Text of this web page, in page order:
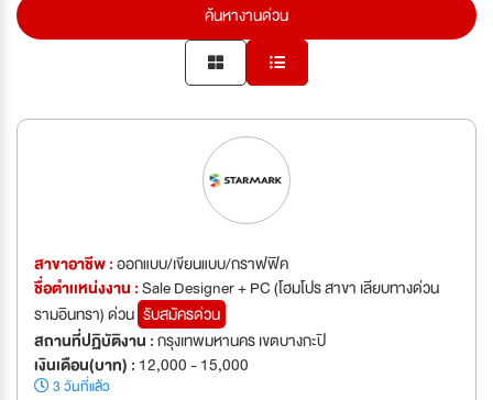
ค้นหางานด่วน
สาขาอาชีพ :ออกแบบ/เขียนแบบ/กราฟฟิค
ชื่อตำเเหน่งงาน :Sale Designer + PC (โฮมโปร สาขา เลียบทางด่วน
รามอินทรา) ด่วน รับสมัครด่วน
สถานที่ปฏิบัติงาน :กรุงเทพมหานคร เขตบางกะปิ
เงินเดือน(บาท) : 12,000 - 15,000
3 วันที่แล้ว